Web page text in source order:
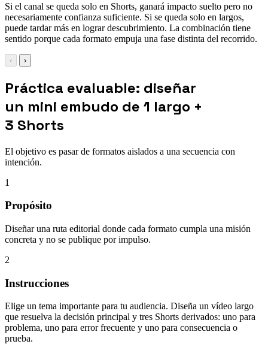
Si el canal se queda solo en Shorts, ganará impacto suelto pero no
necesariamente confianza suficiente. Si se queda solo en largos,
puede tardar más en lograr descubrimiento. La combinación tiene
sentido porque cada formato empuja una fase distinta del recorrido.
‹ ›
Práctica evaluable: diseñar
un mini embudo de 1 largo +
3 Shorts
El objetivo es pasar de formatos aislados a una secuencia con
intención.
1
Propósito
Diseñar una ruta editorial donde cada formato cumpla una misión
concreta y no se publique por impulso.
2
Instrucciones
Elige un tema importante para tu audiencia. Diseña un vídeo largo
que resuelva la decisión principal y tres Shorts derivados: uno para
problema, uno para error frecuente y uno para consecuencia o
prueba.